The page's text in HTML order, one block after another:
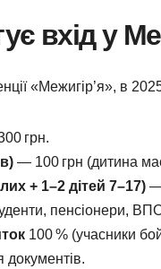
вхід у
«Межигір’я», в 2025
грн.
— 100 грн (дитина
+ 1–2 дітей 7–17) —
пенсіонери,
100 % (учасники
документів.